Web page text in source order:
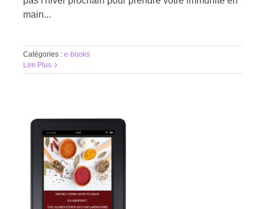
main...
Catégories : e-books
Lire Plus